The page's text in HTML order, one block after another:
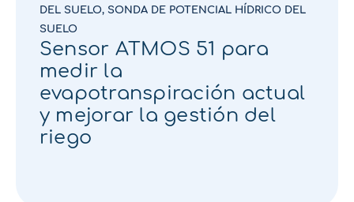
DEL SUELO, SONDA DE POTENCIAL HÍDRICO DEL
SUELO
Sensor ATMOS 51 para
medir la
evapotranspiración actual
y mejorar la gestión del
riego